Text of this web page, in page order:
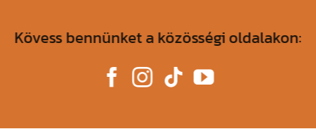
Kövess bennünket a közösségi oldalakon: